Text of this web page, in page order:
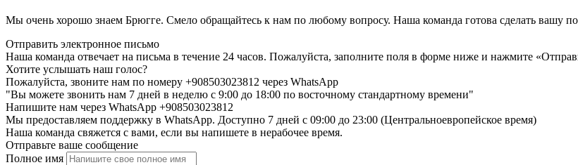
Мы очень хорошо знаем Брюгге. Смело обращайтесь к нам по любому вопросу. Наша команда готова сделать вашу
Отправить электронное письмо
Наша команда отвечает на письма в течение 24 часов. Пожалуйста, заполните поля в форме ниже и нажмите
Хотите услышать наш голос?
Пожалуйста, звоните нам по номеру +908503023812 через WhatsApp
"Вы можете звонить нам 7 дней в неделю с 9:00 до 18:00 по восточному стандартному времени"
Напишите нам через WhatsApp +908503023812
Мы предоставляем поддержку в WhatsApp. Доступно 7 дней с 09:00 до 23:00 (Центральноевропейское время)
Наша команда свяжется с вами, если вы напишете в нерабочее время.
Отправьте ваше сообщение
Полное имя